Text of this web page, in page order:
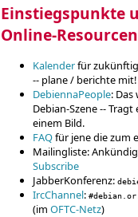
Einstiegspunkte
Online-Resourcen
Kalenderfür
-- plane / berichte mit!
DebiennaPeople: Das
Debian-Szene --
einem Bild.
FAQfür jene die zum
Mailingliste:
Subscribe
JabberKonferenz:
IrcChannel:
(im OFTC-Netz)